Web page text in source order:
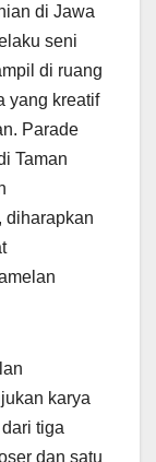
di Jawa
seni
di ruang
yang kreatif
Parade
Taman
diharapkan
karya
tiga
dan satu